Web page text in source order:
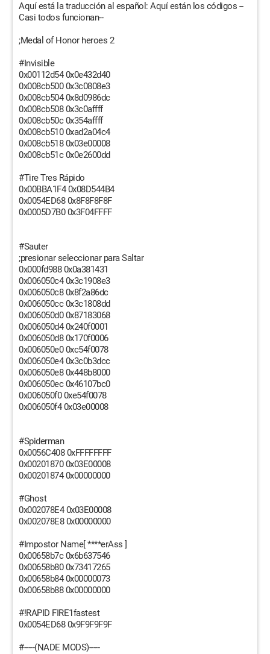
Aquí está la traducción al español: Aquí están los códigos --
Casi todos funcionan--
;Medal of Honor heroes 2
#Invisible
0x00112d54 0x0e432d40
0x008cb500 0x3c0808e3
0x008cb504 0x8d0986dc
0x008cb508 0x3c0affff
0x008cb50c 0x354affff
0x008cb510 0xad2a04c4
0x008cb518 0x03e00008
0x008cb51c 0x0e2600dd
#Tire Tres Rápido
0x00BBA1F4 0x08D544B4
0x0054ED68 0x8F8F8F8F
0x0005D7B0 0x3F04FFFF
#Sauter
;presionar seleccionar para Saltar
0x000fd988 0x0a381431
0x006050c4 0x3c1908e3
0x006050c8 0x8f2a86dc
0x006050cc 0x3c1808dd
0x006050d0 0x87183068
0x006050d4 0x240f0001
0x006050d8 0x170f0006
0x006050e0 0xc54f0078
0x006050e4 0x3c0b3dcc
0x006050e8 0x448b8000
0x006050ec 0x46107bc0
0x006050f0 0xe54f0078
0x006050f4 0x03e00008
#Spiderman
0x0056C408 0xFFFFFFFF
0x00201870 0x03E00008
0x00201874 0x00000000
#Ghost
0x002078E4 0x03E00008
0x002078E8 0x00000000
#Impostor Name[ ****erAss ]
0x00658b7c 0x6b637546
0x00658b80 0x73417265
0x00658b84 0x00000073
0x00658b88 0x00000000
#!RAPID FIRE1fastest
0x0054ED68 0x9F9F9F9F
#-----(NADE MODS)-----